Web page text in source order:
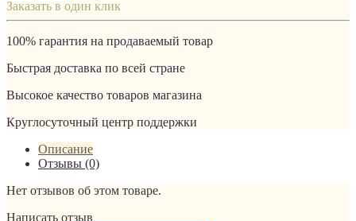
Заказать в один клик
100% гарантия на продаваемый товар
Быстрая доставка по всей стране
Высокое качество товаров магазина
Круглосуточный центр поддержки
Описание
Отзывы (0)
Нет отзывов об этом товаре.
Написать отзыв